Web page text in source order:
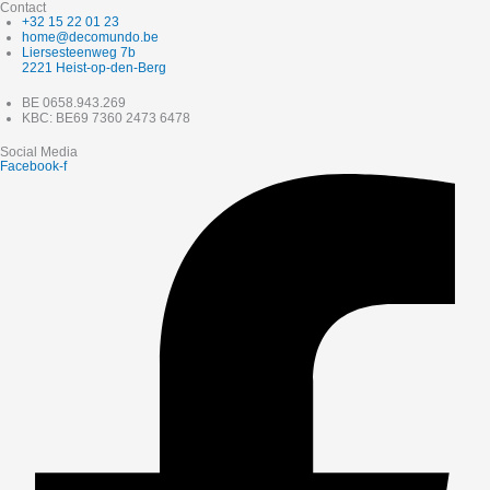
Contact
+32 15 22 01 23
home@decomundo.be
Liersesteenweg 7b
2221 Heist-op-den-Berg
BE 0658.943.269
KBC: BE69 7360 2473 6478
Social Media
Facebook-f